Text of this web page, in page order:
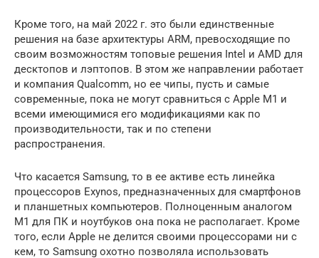
Кроме того, на май 2022 г. это были единственные
решения на базе архитектуры ARM, превосходящие по
своим возможностям топовые решения Intel и AMD для
десктопов и лэптопов. В этом же направлении работает
и компания Qualcomm, но ее чипы, пусть и самые
современные, пока не могут сравниться с Apple М1 и
всеми имеющимися его модификациями как по
производительности, так и по степени
распространения.
Что касается Samsung, то в ее активе есть линейка
процессоров Exynos, предназначенных для смартфонов
и планшетных компьютеров. Полноценным аналогом
М1 для ПК и ноутбуков она пока не располагает. Кроме
того, если Apple не делится своими процессорами ни с
кем, то Samsung охотно позволяла использовать